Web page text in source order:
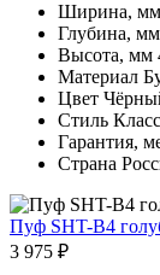
Ширина, мм
Глубина, мм
Высота, мм
Материал
Цвет
Стиль
Гарантия,
Страна
Пуф SHT-B4
3 975 ₽